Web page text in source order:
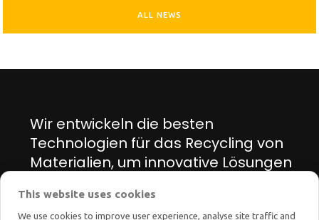
Anlagen hingegen sind dafür ausgelegt, jeden Input
zu akzeptieren: ob mit oder ohne Rahmen, Glas-
Module.
ALL NEWS
Wir entwickeln die besten
Technologien für das Recycling von
Materialien, um innovative Lösungen
zu finden.
This website uses cookies
We use cookies to improve user experience, analyse site traffic and